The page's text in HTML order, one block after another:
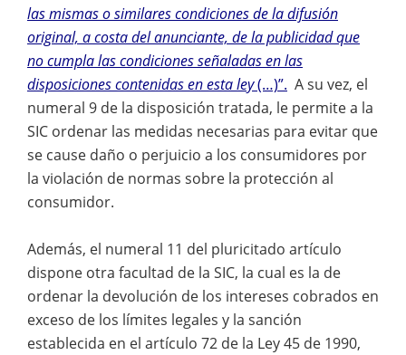
las mismas o similares condiciones de la difusión
original, a costa del anunciante, de la publicidad que
no cumpla las condiciones señaladas en las
disposiciones contenidas en esta ley(…)”. A su vez, el
numeral 9 de la disposición tratada, le permite a la
SIC ordenar las medidas necesarias para evitar que
se cause daño o perjuicio a los consumidores por
la violación de normas sobre la protección al
consumidor.
Además, el numeral 11 del pluricitado artículo
dispone otra facultad de la SIC, la cual es la de
ordenar la devolución de los intereses cobrados en
exceso de los límites legales y la sanción
establecida en el artículo 72 de la Ley 45 de 1990,